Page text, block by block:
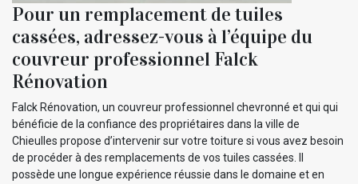
Pour un remplacement de tuiles
cassées, adressez-vous à l’équipe du
couvreur professionnel Falck
Rénovation
Falck Rénovation, un couvreur professionnel chevronné et qui qui
bénéficie de la confiance des propriétaires dans la ville de
Chieulles propose d’intervenir sur votre toiture si vous avez besoin
de procéder à des remplacements de vos tuiles cassées. Il
possède une longue expérience réussie dans le domaine et en